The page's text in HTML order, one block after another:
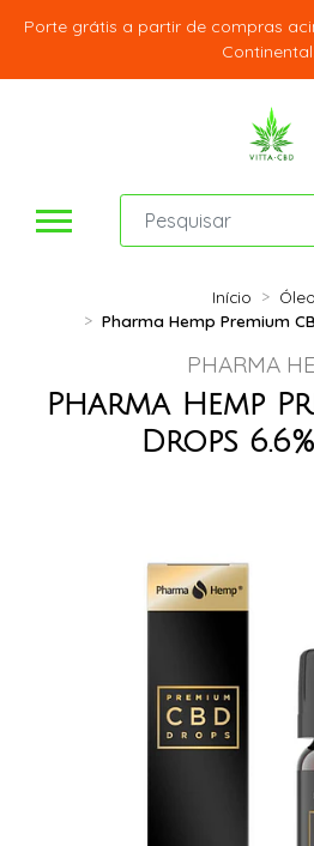
Porte grátis a partir de compras
Continental.
Início
Pharma Hemp Premium
PHARMA
Pharma Hemp
Drops